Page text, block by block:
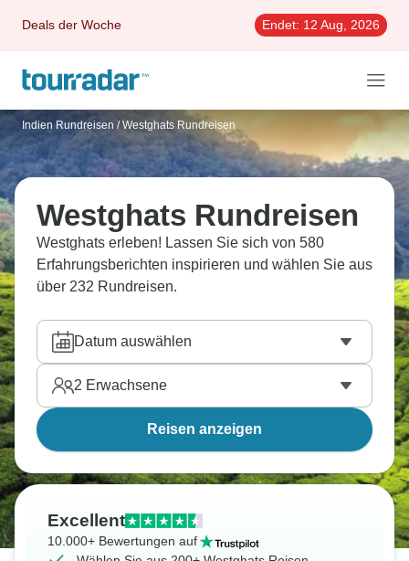
Deals der Woche Endet: 12 Aug, 2026
Indien Rundreisen / Westghats Rundreisen
Westghats Rundreisen
Westghats erleben! Lassen Sie sich von 580
Erfahrungsberichten inspirieren und wählen Sie aus
über 232 Rundreisen.
Datum auswählen
2 Erwachsene
Reisen anzeigen
Excellent
10.000+ Bewertungen auf